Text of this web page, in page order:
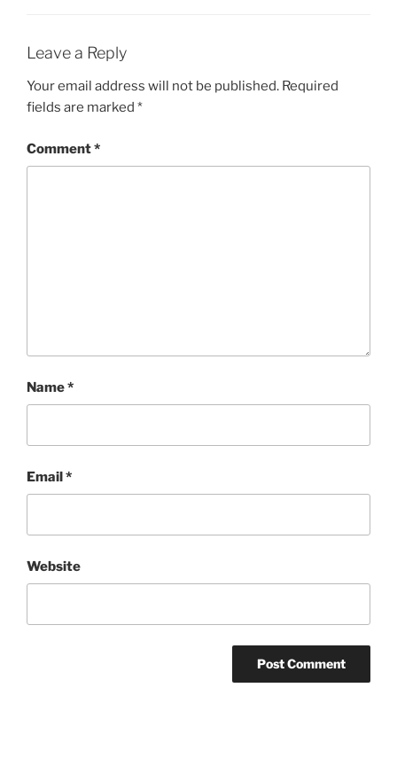
Leave a Reply
Your email address will not be published. Required
fields are marked *
Comment*
Name*
Email*
Website